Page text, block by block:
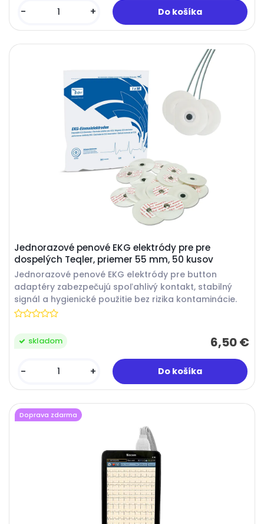
- +
Jednorazové penové EKG elektródy pre pre
dospelých Teqler, priemer 55 mm, 50 kusov
Jednorazové penové EKG elektródy pre button
adaptéry zabezpečujú spoľahlivý kontakt, stabilný
signál a hygienické použitie bez rizika kontaminácie.
6,50 €
skladom
- +
Doprava zdarma